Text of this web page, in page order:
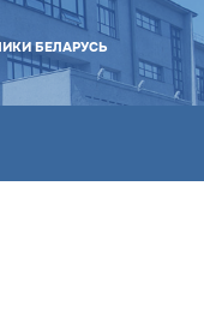
БЕЛАРУСЬ